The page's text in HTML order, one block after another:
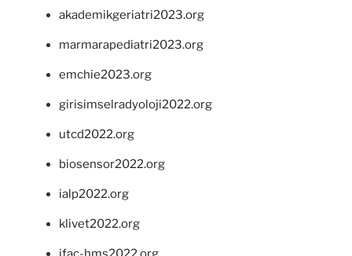
akademikgeriatri2023.org
marmarapediatri2023.org
emchie2023.org
girisimselradyoloji2022.org
utcd2022.org
biosensor2022.org
ialp2022.org
klivet2022.org